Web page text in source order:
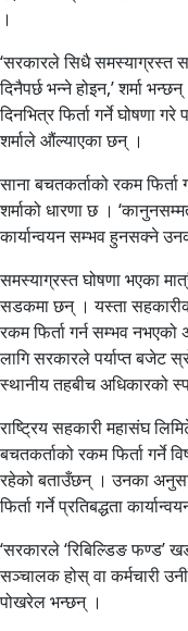
।
‘सरकारले सिधै समस्याग्रस्त
दिनैपर्छ भन्ने होइन,’ शर्मा
दिनभित्र फिर्ता गर्ने घोषणा
शर्माले औंल्याएका छन् ।
साना बचतकर्ताको रकम
शर्माको धारणा छ ।
कार्यान्वयन सम्भव हुनसक्ने
समस्याग्रस्त घोषणा भएका
सडकमा छन् । यस्ता
रकम फिर्ता गर्न सम्भव नभएको
लागि सरकारले पर्याप्त बजेट
स्थानीय तहबीच अधिकारको
राष्ट्रिय सहकारी महासंघ
बचतकर्ताको रकम फिर्ता गर्ने
रहेको बताउँछन् । उनका
फिर्ता गर्ने प्रतिबद्धता
‘सरकारले ‘रिबिल्डिङ फण्ड’
सञ्चालक होस् वा कर्मचारी
पोखरेल भन्छन् ।